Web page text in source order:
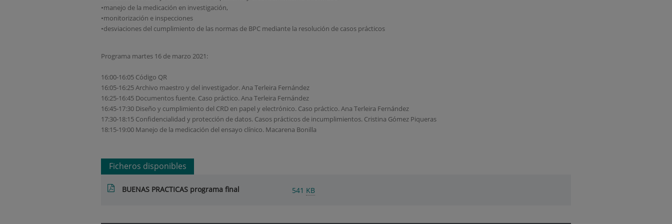
•manejo de la medicación en investigación,
•monitorización e inspecciones
•desviaciones del cumplimiento de las normas de BPC mediante la resolución de casos prácticos
Programa martes 16 de marzo 2021:
16:00-16:05 Código QR
16:05-16:25 Archivo maestro y del investigador. Ana Terleira Fernández
16:25-16:45 Documentos fuente. Caso práctico. Ana Terleira Fernández
16:45-17:30 Diseño y cumplimiento del CRD en papel y electrónico. Caso práctico. Ana Terleira Fernández
17:30-18:15 Confidencialidad y protección de datos. Casos prácticos de incumplimientos. Cristina Gómez Piqueras
18:15-19:00 Manejo de la medicación del ensayo clínico. Macarena Bonilla
Ficheros disponibles
BUENAS PRACTICAS programa final 541 KB